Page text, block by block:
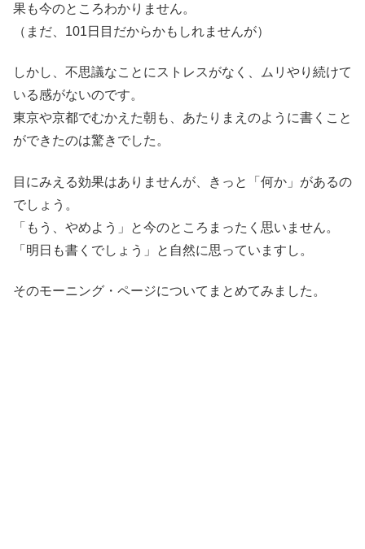
果も今のところわかりません。
（まだ、101日目だからかもしれませんが）
しかし、不思議なことにストレスがなく、ムリやり続けて
いる感がないのです。
東京や京都でむかえた朝も、あたりまえのように書くこと
ができたのは驚きでした。
目にみえる効果はありませんが、きっと「何か」があるの
でしょう。
「もう、やめよう」と今のところまったく思いません。
「明日も書くでしょう」と自然に思っていますし。
そのモーニング・ページについてまとめてみました。